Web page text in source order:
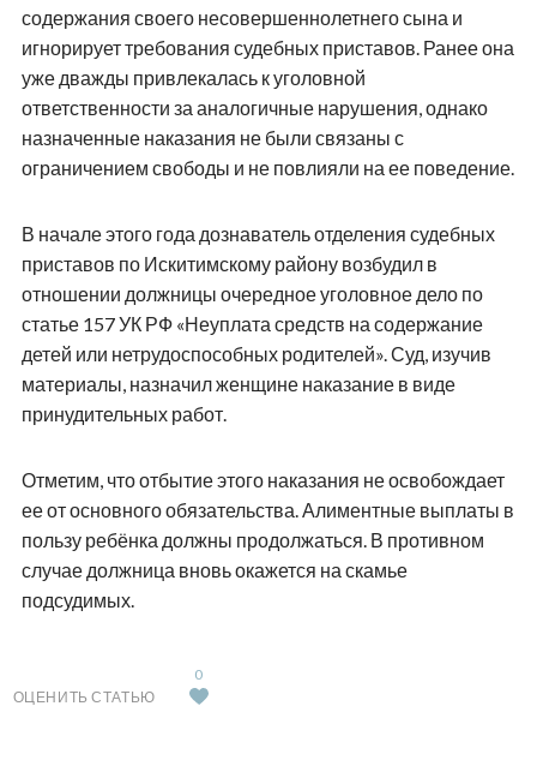
содержания своего несовершеннолетнего сына и
игнорирует требования судебных приставов. Ранее она
уже дважды привлекалась к уголовной
ответственности за аналогичные нарушения, однако
назначенные наказания не были связаны с
ограничением свободы и не повлияли на ее поведение.
В начале этого года дознаватель отделения судебных
приставов по Искитимскому району возбудил в
отношении должницы очередное уголовное дело по
статье 157 УК РФ «Неуплата средств на содержание
детей или нетрудоспособных родителей». Суд, изучив
материалы, назначил женщине наказание в виде
принудительных работ.
Отметим, что отбытие этого наказания не освобождает
ее от основного обязательства. Алиментные выплаты в
пользу ребёнка должны продолжаться. В противном
случае должница вновь окажется на скамье
подсудимых.
ОЦЕНИТЬ СТАТЬЮ
0